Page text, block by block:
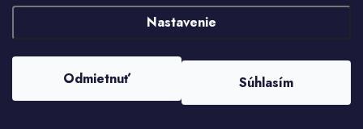
Nastavenie
Odmietnuť Súhlasím
univerzálny diaľkový
ovládač pre najnovšie modely
televízorov PANASONIC LCD,
LED, HDTV UCT-045, 3984
Pozn.: Diaľkové ovládanie nie je
náhradný...
EUR 511200, EUR511224,
EUR511210, PIL0138Pozn.:
originál, ale plne kompatibilný
náhradný diaľkový ovládač.